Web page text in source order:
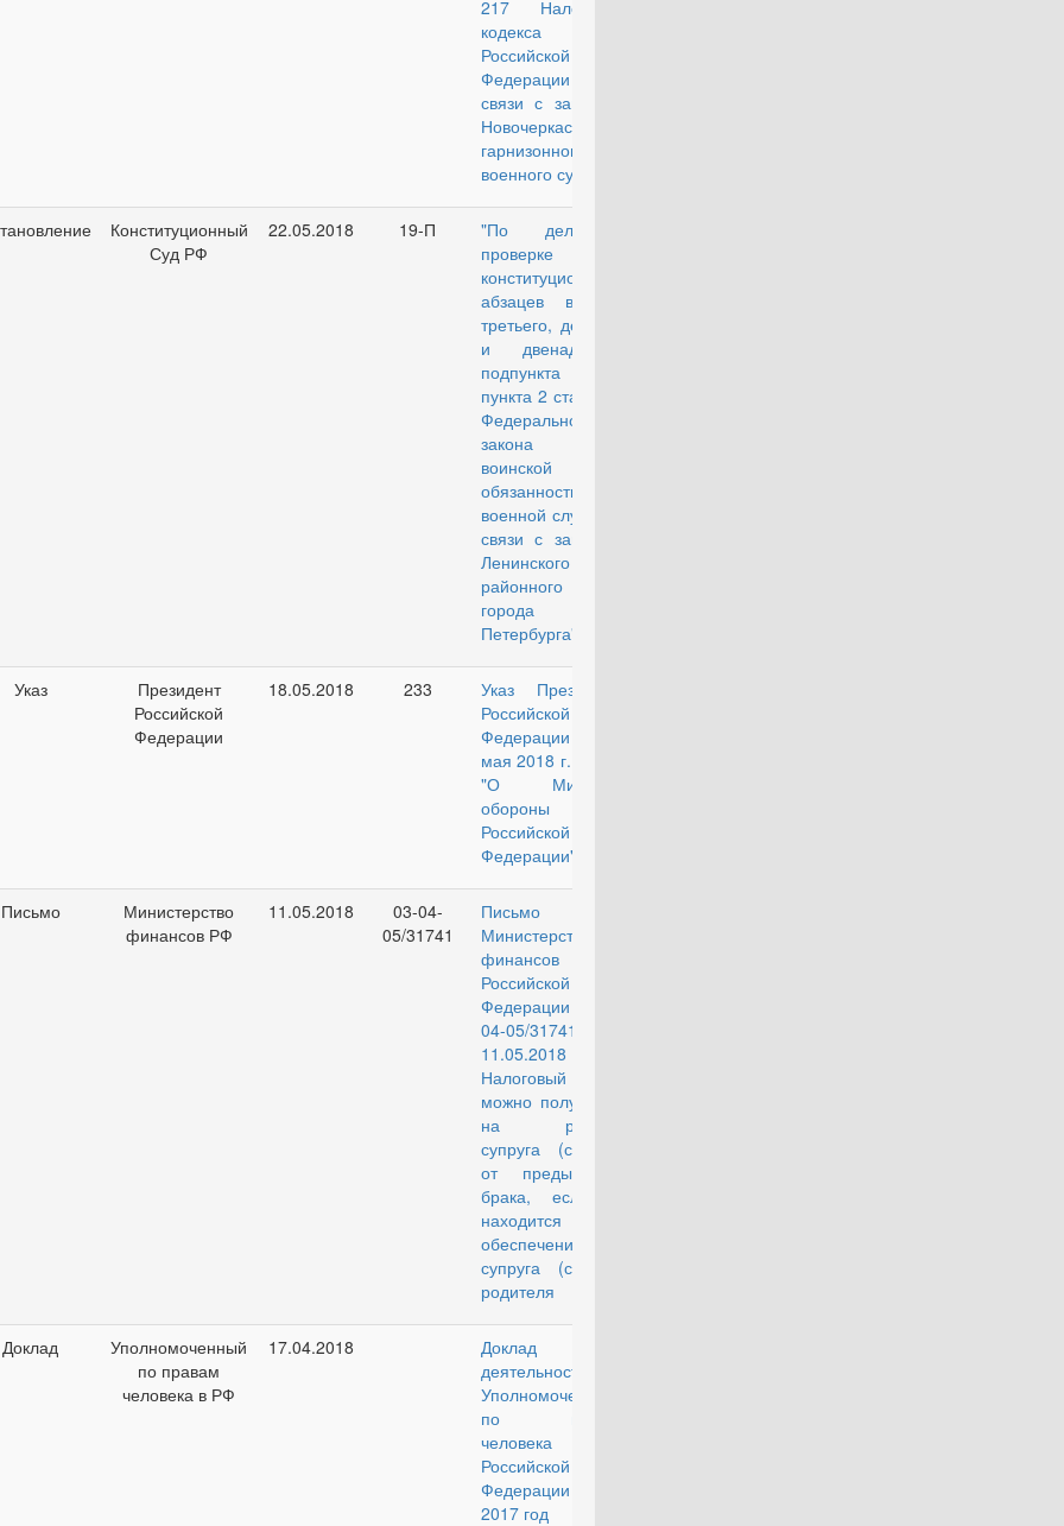
217 Налогового
кодекса
Российской
Федерации в
связи с запросом
Новочеркасского
гарнизонного
военного суда
Конституционный
Суд РФ
22.05.2018 19-П
"По делу о
проверке
конституционности
абзацев второго,
третьего, десятого
и двенадцатого
подпункта "а"
пункта 2 статьи 24
Федерального
закона "О
воинской
обязанности и
военной службе" в
связи с запросом
Ленинского
районного суда
города Санкт-
Петербурга"
Указ
Президент
Российской
Федерации
18.05.2018 233
Указ Президента
Российской
Федерации от 18
мая 2018 г. № 233
"О Министре
обороны
Российской
Федерации"
Письмо
Министерство
финансов РФ
11.05.2018
03-04-
05/31741
Письмо
Министерства
финансов
Российской
Федерации № 03-
04-05/31741 от
11.05.2018
Налоговый вычет
можно получать и
на ребенка
супруга (супруги)
от предыдущего
брака, если он
находится на
обеспечении
супруга (супруги)
родителя
Доклад
Уполномоченный
по правам
человека в РФ
17.04.2018
Доклад о
деятельности
Уполномоченного
по правам
человека в
Российской
Федерации за
2017 год